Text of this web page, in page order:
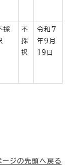
採
不
採
択
令和7
年9月
19日
ージの先頭へ戻る